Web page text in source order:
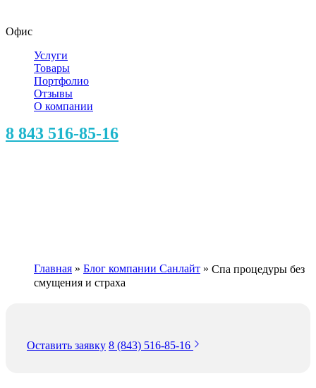
Офис
Услуги
Товары
Портфолио
Отзывы
О компании
8 843 516-85-16
Главная » Блог компании Санлайт » Спа процедуры без
смущения и страха
Оставить заявку 8 (843) 516-85-16